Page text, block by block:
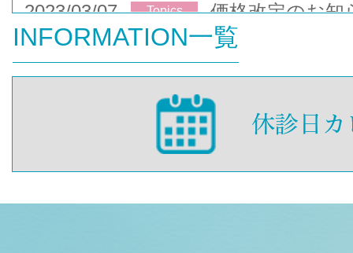
2023/03/07
Topics 価格改定のお知
INFORMATION一覧